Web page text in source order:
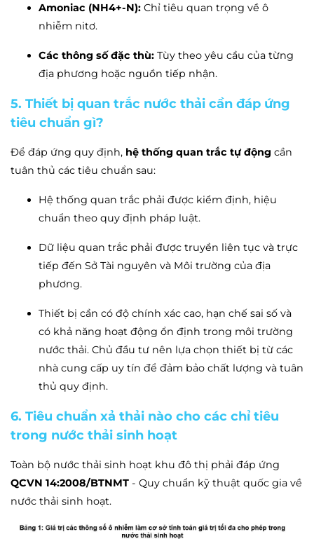
Amoniac (NH4+-N): Chỉ tiêu quan trọng về ô
nhiễm nitơ.
Các thông số đặc thù: Tùy theo yêu cầu của từng
địa phương hoặc nguồn tiếp nhận.
5. Thiết bị quan trắc nước thải cần đáp ứng
tiêu chuẩn gì?
Để đáp ứng quy định, hệ thống quan trắc tự động cần
tuân thủ các tiêu chuẩn sau:
Hệ thống quan trắc phải được kiểm định, hiệu
chuẩn theo quy định pháp luật.
Dữ liệu quan trắc phải được truyền liên tục và trực
tiếp đến Sở Tài nguyên và Môi trường của địa
phương.
Thiết bị cần có độ chính xác cao, hạn chế sai số và
có khả năng hoạt động ổn định trong môi trường
nước thải. Chủ đầu tư nên lựa chọn thiết bị từ các
nhà cung cấp uy tín để đảm bảo chất lượng và tuân
thủ quy định.
6. Tiêu chuẩn xả thải nào cho các chỉ tiêu
trong nước thải sinh hoạt
Toàn bộ nước thải sinh hoạt khu đô thị phải đáp ứng
QCVN 14:2008/BTNMT - Quy chuẩn kỹ thuật quốc gia về
nước thải sinh hoạt.